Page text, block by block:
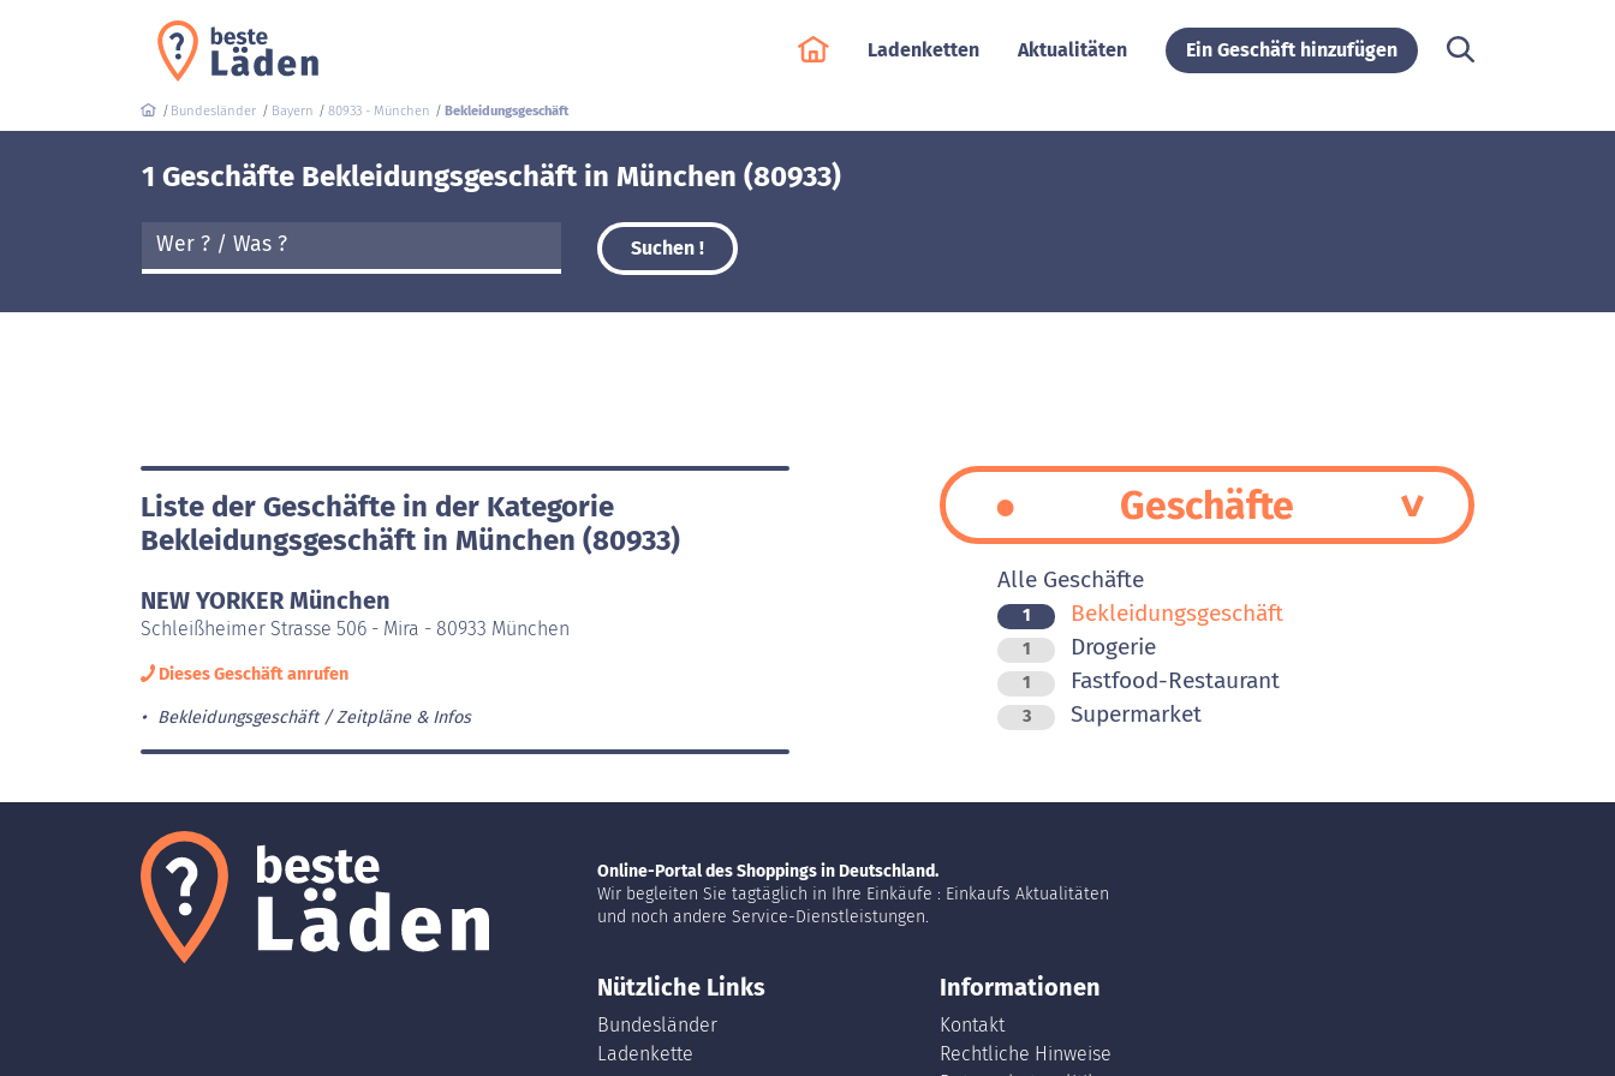
Ladenketten Aktualitäten Ein Geschäft hinzufügen
Bundesländer Bayern 80933 - München Bekleidungsgeschäft
1 Geschäfte Bekleidungsgeschäft in München (80933)
Suchen !
Liste der Geschäfte in der Kategorie
Bekleidungsgeschäft in München (80933)
NEW YORKER München
Schleißheimer Strasse 506 - Mira - 80933 München
Dieses Geschäft anrufen
Bekleidungsgeschäft Zeitpläne & Infos
Geschäfte
Alle Geschäfte
1 Bekleidungsgeschäft
1 Drogerie
1 Fastfood-Restaurant
3 Supermarket
Online-Portal des Shoppings in Deutschland.
Wir begleiten Sie tagtäglich in Ihre Einkäufe : Einkaufs Aktualitäten
und noch andere Service-Dienstleistungen.
Nützliche Links
Bundesländer
Ladenkette
Informationen
Kontakt
Rechtliche Hinweise